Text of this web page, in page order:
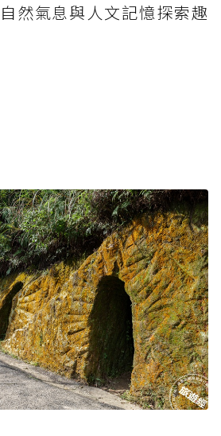
然氣息與人文記憶探索趣